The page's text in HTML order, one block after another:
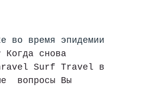
во время эпидемии
Когда снова
Surf Travel в
вопросы Вы